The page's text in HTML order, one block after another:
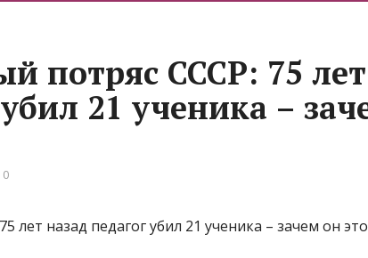
потряс СССР: 75 лет
21 ученика –
0